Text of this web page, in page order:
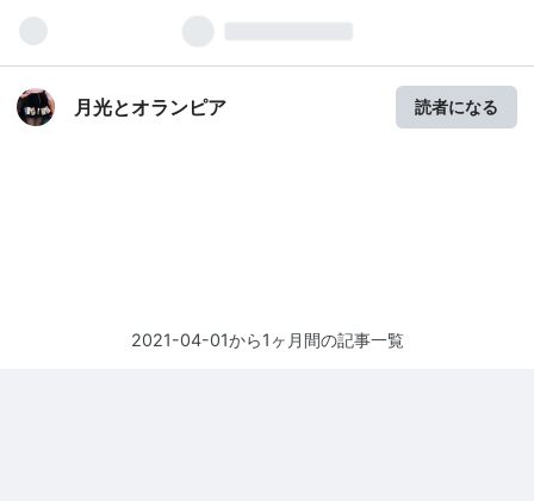
月光とオランピア 読者になる
2021-04-01から1ヶ月間の記事一覧